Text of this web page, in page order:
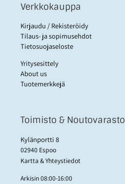
Verkkokauppa
Kirjaudu / Rekisteröidy
Tilaus- ja sopimusehdot
Tietosuojaseloste
Yritysesittely
About us
Tuotemerkkejä
Toimisto & Noutovarasto
Kylänportti 8
02940 Espoo
Kartta & Yhteystiedot
Arkisin 08:00-16:00